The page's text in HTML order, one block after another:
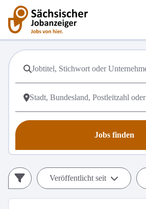
Jobs finden
Veröffentlicht seit